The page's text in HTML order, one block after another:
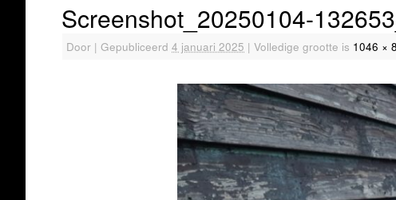
Screenshot_20250104-
Door | Gepubliceerd 4 januari 2025 | Volledige grootte is 1046 ×